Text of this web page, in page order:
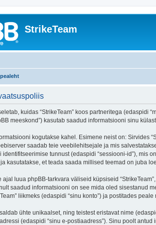
StrikeTeam
kuidas “StrikeTeam” koos partneritega (edaspidi
meeskond”) kasutab saadud informatsiooni sinu
kogutakse kahel. Esimene neist on: Sirvides
saadab teie veebilehitsejale ja mis
tunnust (edaspidi “sessiooni-id”), mis
ja kasutatakse, et teada saada millised teemad on juba
ajal luua phpBB-tarkvara väliseid küpsiseid
saadud informatsiooni on see mida oled sisestanud
liikmeks (edaspidi “sinu konto”) ja postitades
ühte unikaalset, ning teistest eristavat nime
(edaspidi “sinu e-postiaadress”). Sinu poolt